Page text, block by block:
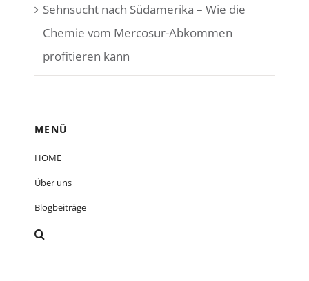
Sehnsucht nach Südamerika – Wie die
Chemie vom Mercosur-Abkommen
profitieren kann
MENÜ
HOME
Über uns
Blogbeiträge